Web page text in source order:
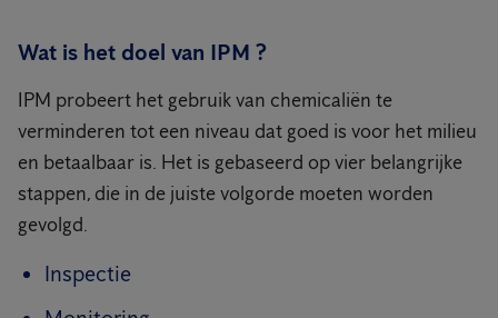
Wat is het doel van IPM ?
IPM probeert het gebruik van chemicaliën te
verminderen tot een niveau dat goed is voor het milieu
en betaalbaar is. Het is gebaseerd op vier belangrijke
stappen, die in de juiste volgorde moeten worden
gevolgd.
Inspectie